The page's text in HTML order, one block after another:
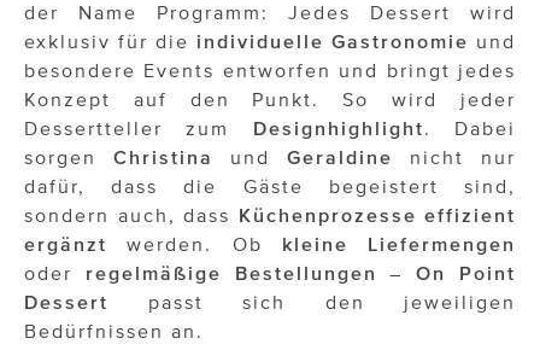
der Name Programm: Jedes Dessert wird
exklusiv für die individuelle Gastronomie und
besondere Events entworfen und bringt jedes
Konzept auf den Punkt. So wird jeder
Dessertteller zum Designhighlight. Dabei
sorgen Christina und Geraldine
nicht nur
dafür, dass die Gäste begeistert sind,
sondern auch, dass Küchenprozesse effizient
ergänzt
werden. Ob kleine Liefermengen
oder regelmäßige Bestellungen –On Point
Dessert
passt sich den jeweiligen
Bedürfnissen an.